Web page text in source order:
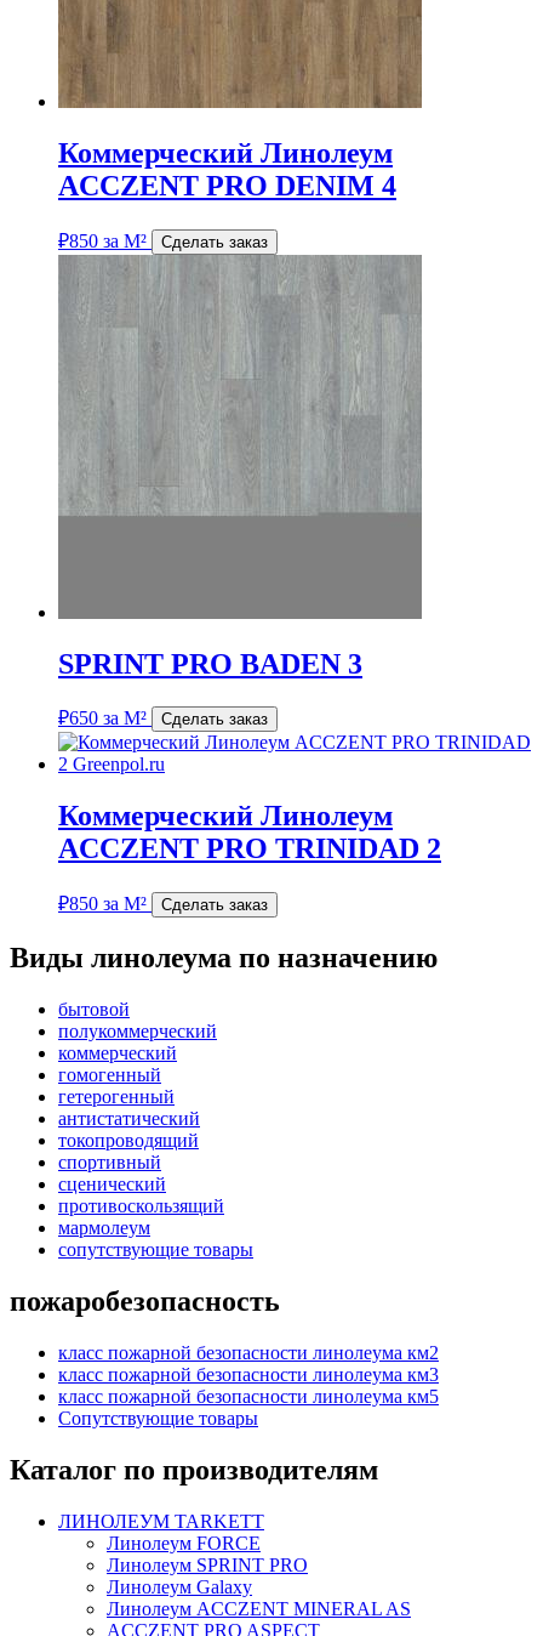
Коммерческий Линолеум
ACCZENT PRO DENIM 4
₽850 за М² Сделать заказ
SPRINT PRO BADEN 3
₽650 за М² Сделать заказ
Коммерческий Линолеум
ACCZENT PRO TRINIDAD 2
₽850 за М² Сделать заказ
Виды линолеума по назначению
бытовой
полукоммерческий
коммерческий
гомогенный
гетерогенный
антистатический
токопроводящий
спортивный
сценический
противоскользящий
мармолеум
сопутствующие товары
пожаробезопасность
класс пожарной безопасности линолеума км2
класс пожарной безопасности линолеума км3
класс пожарной безопасности линолеума км5
Сопутствующие товары
Каталог по производителям
ЛИНОЛЕУМ TARKETT
Линолеум FORCE
Линолеум SPRINT PRO
Линолеум Galaxy
Линолеум ACCZENT MINERAL AS
ACCZENT PRO ASPECT